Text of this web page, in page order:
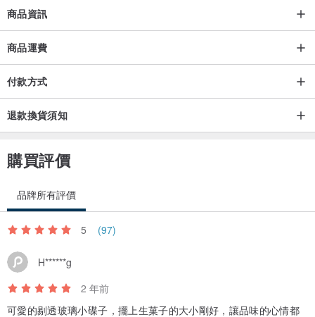
商品資訊
商品運費
付款方式
退款換貨須知
購買評價
品牌所有評價
5 (97)
H******g
2 年前
可愛的剔透玻璃小碟子，擺上生菓子的大小剛好，讓品味的心情都